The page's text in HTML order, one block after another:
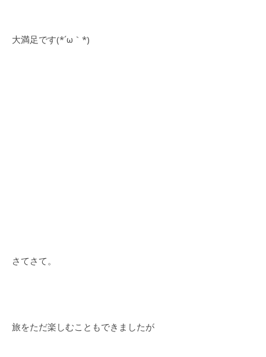
大満足です(*´ω｀*)
さてさて。
旅をただ楽しむこともできましたが